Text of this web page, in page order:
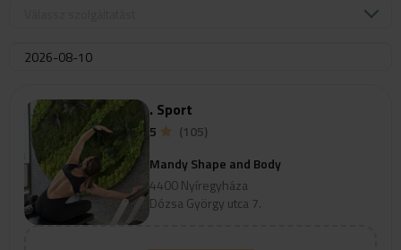
. Sport
5
(105)
Mandy Shape and Body
4400 Nyíregyháza
Dózsa György utca 7.